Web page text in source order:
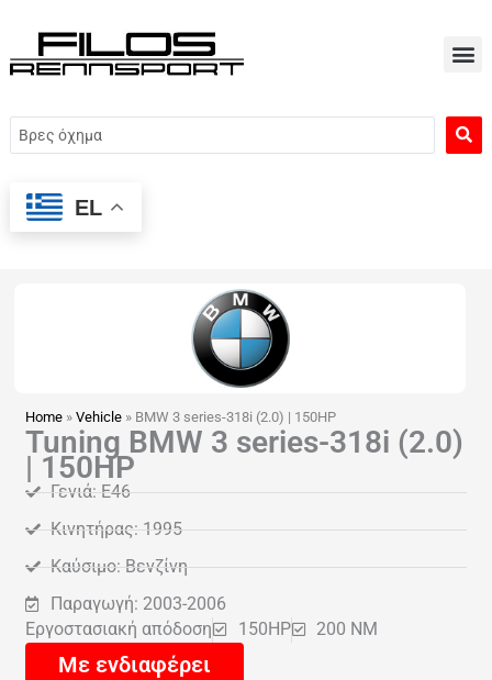
περιεχόμενο
Search
...
EL
Home »Vehicle » BMW 3 series-318i (2.0) | 150HP
Tuning BMW 3 series-318i (2.0)
| 150HP
Γενιά: E46
Κινητήρας: 1995
Καύσιμο: Βενζίνη
Παραγωγή: 2003-2006
Εργοστασιακή απόδοση
150HP 200 NM
Με ενδιαφέρει